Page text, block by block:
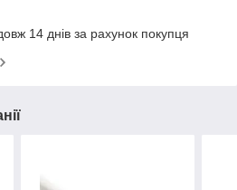
14 днів за рахунок покупця